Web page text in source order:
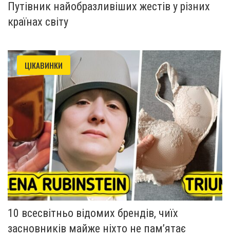
Путівник найобразливіших жестів у різних
країнах світу
ЦІКАВИНКИ
10 всесвітньо відомих брендів, чиїх
засновників майже ніхто не пам’ятає